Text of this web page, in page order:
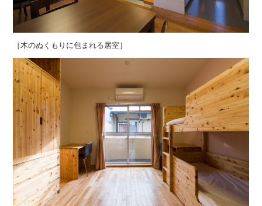
［木のぬくもりに包まれる居室］